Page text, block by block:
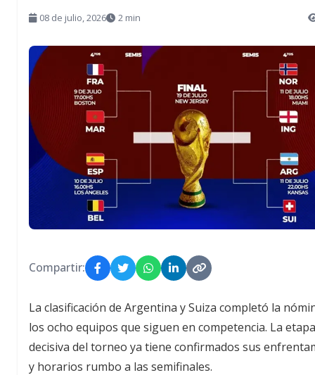
08 de julio, 2026 2 min
Compartir:
La clasificación de Argentina y Suiza completó la
los ocho equipos que siguen en competencia. La etapa
decisiva del torneo ya tiene confirmados sus
y horarios rumbo a las semifinales.